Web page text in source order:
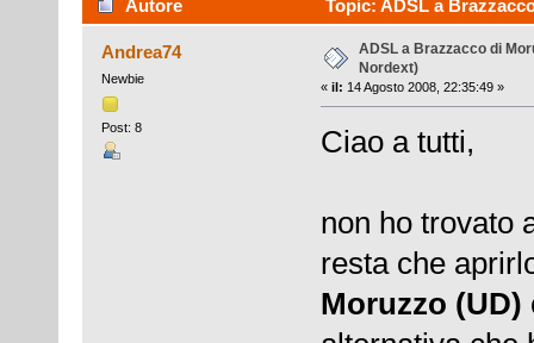
Autore Topic: ADSL a
Andrea74
Newbie
Post: 8
ADSL a Brazzacco di
Nordext)
« il: 14 Agosto 2008, 22:35:49 »
Ciao a tutti,
non ho trovato
resta che
Moruzzo (UD)